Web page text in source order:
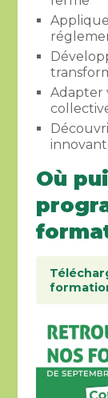
Adapter
Où